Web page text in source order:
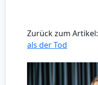
Zurück zum Artikel:
als der Tod